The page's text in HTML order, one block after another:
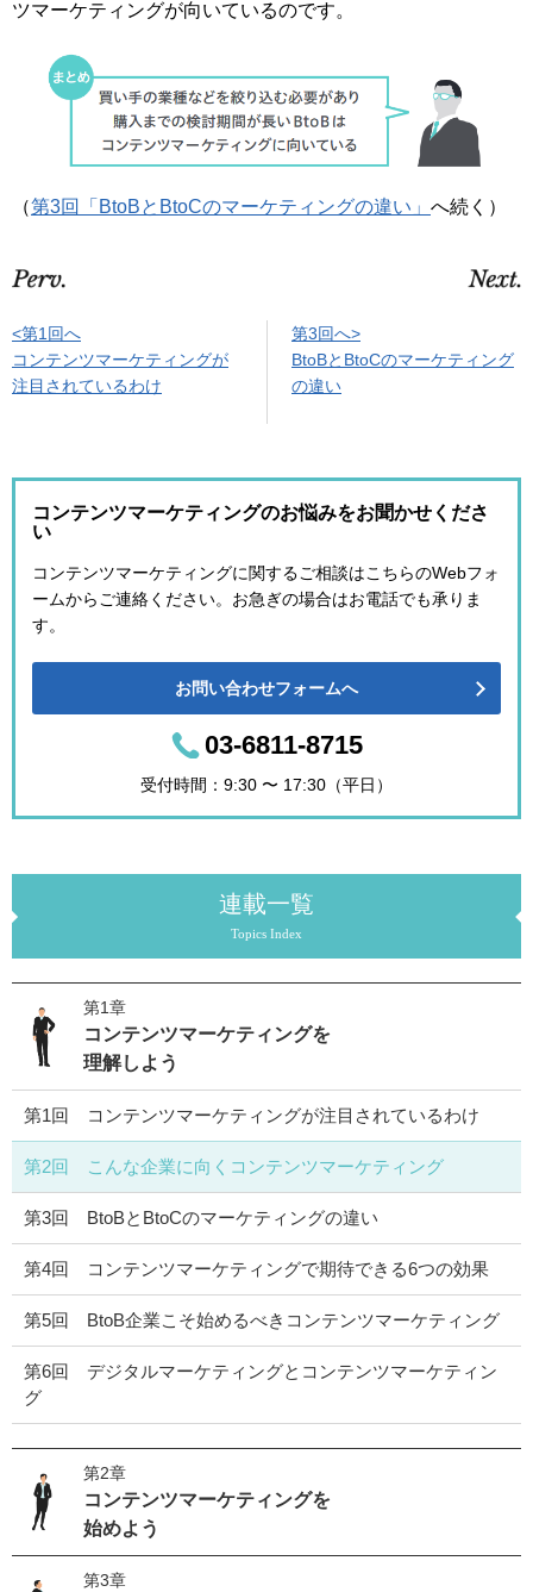
ツマーケティングが向いているのです。
（第3回「BtoBとBtoCのマーケティングの違い」 へ続く）
<第1回へ
コンテンツマーケティングが
注目されているわけ
第3回へ>
BtoBとBtoCのマーケティング
の違い
コンテンツマーケティングのお悩みをお聞かせくださ
い
コンテンツマーケティングに関するご相談はこちらのWebフォ
ームからご連絡ください。お急ぎの場合はお電話でも承りま
す。
お問い合わせフォームへ
03-6811-8715
受付時間：9:30 〜 17:30（平日）
連載一覧
Topics Index
第1章
コンテンツマーケティングを
理解しよう
第1回 コンテンツマーケティングが注目されているわけ
第2回 こんな企業に向くコンテンツマーケティング
第3回 BtoBとBtoCのマーケティングの違い
第4回 コンテンツマーケティングで期待できる6つの効果
第5回 BtoB企業こそ始めるべきコンテンツマーケティング
第6回 デジタルマーケティングとコンテンツマーケティン
グ
第2章
コンテンツマーケティングを
始めよう
第3章